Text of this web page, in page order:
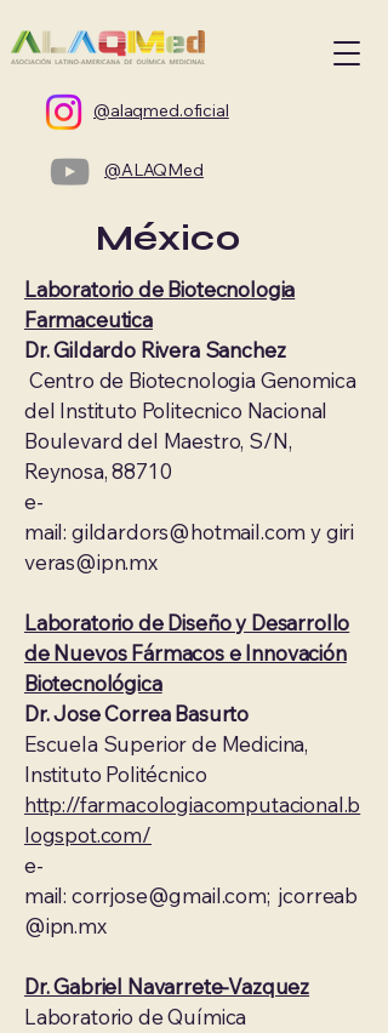
@alaqmed.oficial
@ALAQMed
México
Laboratorio de Biotecnologia
Farmaceutica
Dr. Gildardo Rivera Sanchez
Centro de Biotecnologia Genomica
del Instituto Politecnico Nacional
Boulevard del Maestro, S/N,
Reynosa, 88710
e-
mail: gildardors@hotmail.com ygiri
veras@ipn.mx
Laboratorio de Diseño y Desarrollo
de Nuevos Fármacos e Innovación
Biotecnológica
Dr. Jose Correa Basurto
Escuela Superior de Medicina,
Instituto Politécnico
http://farmacologiacomputacional.b
logspot.com/
e-
mail: corrjose@gmail.com; jcorreab
@ipn.mx
Dr. Gabriel Navarrete-Vazquez
Laboratorio de Química